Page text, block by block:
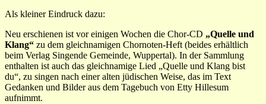
Als kleiner Eindruck dazu:
Neu erschienen ist vor einigen Wochen die Chor-CD „Quelle und
Klang“ zu dem gleichnamigen Chornoten-Heft (beides erhältlich
beim Verlag Singende Gemeinde, Wuppertal). In der Sammlung
enthalten ist auch das gleichnamige Lied „Quelle und Klang bist
du“, zu singen nach einer alten jüdischen Weise, das im Text
Gedanken und Bilder aus dem Tagebuch von Etty Hillesum
aufnimmt.